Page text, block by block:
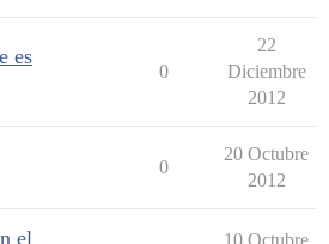
es
0
22
Diciembre
2012
0
20 Octubre
2012
el 10 Octubre